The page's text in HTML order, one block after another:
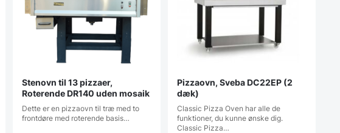
Stenovn til 13 pizzaer,
Roterende DR140 uden mosaik
Dette er en pizzaovn til træ med to
frontdøre med roterende basis…
Pizzaovn, Sveba DC22EP (2
dæk)
Classic Pizza Oven har alle de
funktioner, du kunne ønske dig.
Classic Pizza…